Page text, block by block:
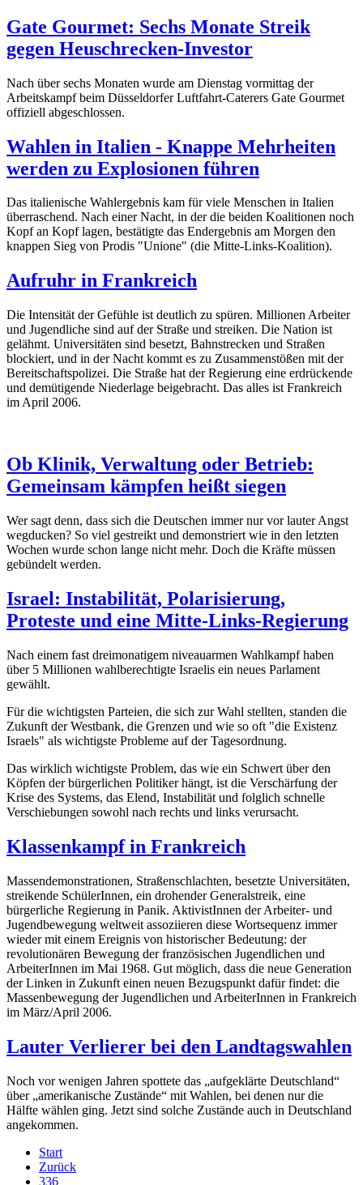
Gate Gourmet: Sechs Monate Streik
gegen Heuschrecken-Investor
Nach über sechs Monaten wurde am Dienstag vormittag der
Arbeitskampf beim Düsseldorfer Luftfahrt-Caterers Gate Gourmet
offiziell abgeschlossen.
Wahlen in Italien - Knappe Mehrheiten
werden zu Explosionen führen
Das italienische Wahlergebnis kam für viele Menschen in Italien
überraschend. Nach einer Nacht, in der die beiden Koalitionen noch
Kopf an Kopf lagen, bestätigte das Endergebnis am Morgen den
knappen Sieg von Prodis "Unione" (die Mitte-Links-Koalition).
Aufruhr in Frankreich
Die Intensität der Gefühle ist deutlich zu spüren. Millionen Arbeiter
und Jugendliche sind auf der Straße und streiken. Die Nation ist
gelähmt. Universitäten sind besetzt, Bahnstrecken und Straßen
blockiert, und in der Nacht kommt es zu Zusammenstößen mit der
Bereitschaftspolizei. Die Straße hat der Regierung eine erdrückende
und demütigende Niederlage beigebracht. Das alles ist Frankreich
im April 2006.
Ob Klinik, Verwaltung oder Betrieb:
Gemeinsam kämpfen heißt siegen
Wer sagt denn, dass sich die Deutschen immer nur vor lauter Angst
wegducken? So viel gestreikt und demonstriert wie in den letzten
Wochen wurde schon lange nicht mehr. Doch die Kräfte müssen
gebündelt werden.
Israel: Instabilität, Polarisierung,
Proteste und eine Mitte-Links-Regierung
Nach einem fast dreimonatigem niveauarmen Wahlkampf haben
über 5 Millionen wahlberechtigte Israelis ein neues Parlament
gewählt.
Für die wichtigsten Parteien, die sich zur Wahl stellten, standen die
Zukunft der Westbank, die Grenzen und wie so oft "die Existenz
Israels" als wichtigste Probleme auf der Tagesordnung.
Das wirklich wichtigste Problem, das wie ein Schwert über den
Köpfen der bürgerlichen Politiker hängt, ist die Verschärfung der
Krise des Systems, das Elend, Instabilität und folglich schnelle
Verschiebungen sowohl nach rechts und links verursacht.
Klassenkampf in Frankreich
Massendemonstrationen, Straßenschlachten, besetzte Universitäten,
streikende SchülerInnen, ein drohender Generalstreik, eine
bürgerliche Regierung in Panik. AktivistInnen der Arbeiter- und
Jugendbewegung weltweit assoziieren diese Wortsequenz immer
wieder mit einem Ereignis von historischer Bedeutung: der
revolutionären Bewegung der französischen Jugendlichen und
ArbeiterInnen im Mai 1968. Gut möglich, dass die neue Generation
der Linken in Zukunft einen neuen Bezugspunkt dafür findet: die
Massenbewegung der Jugendlichen und ArbeiterInnen in Frankreich
im März/April 2006.
Lauter Verlierer bei den Landtagswahlen
Noch vor wenigen Jahren spottete das „aufgeklärte Deutschland“
über „amerikanische Zustände“ mit Wahlen, bei denen nur die
Hälfte wählen ging. Jetzt sind solche Zustände auch in Deutschland
angekommen.
Start
Zurück
336